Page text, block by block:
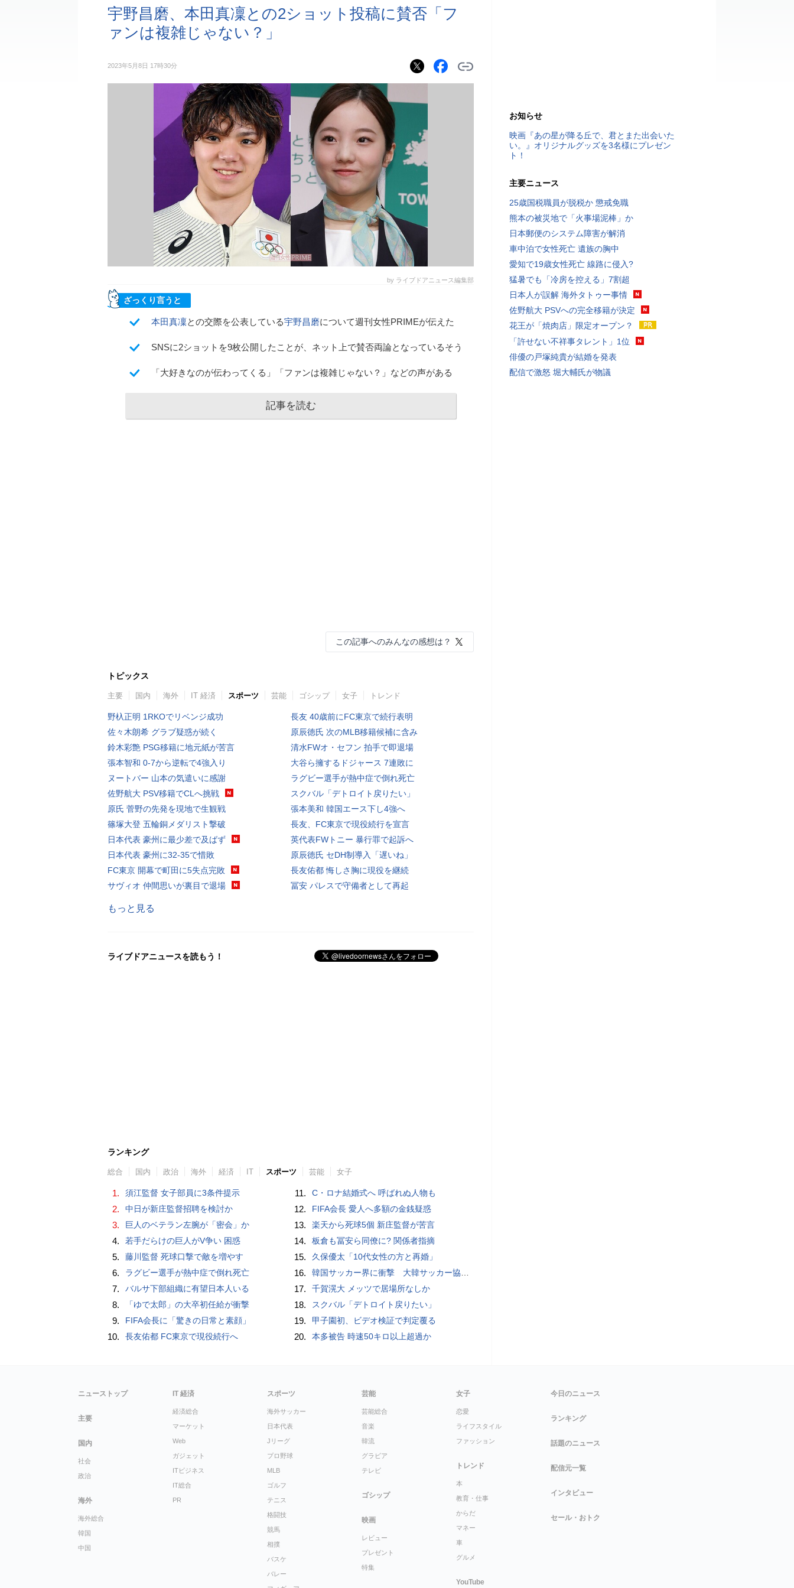
宇野昌磨、本田真凜との2ショット投稿に賛否「フ
ァンは複雑じゃない？」
2023年5月8日 17時30分
by ライブドアニュース編集部
ざっくり言うと
本田真凜との交際を公表している宇野昌磨について週刊女性PRIMEが伝えた
SNSに2ショットを9枚公開したことが、ネット上で賛否両論となっているそう
「大好きなのが伝わってくる」「ファンは複雑じゃない？」などの声がある
記事を読む
この記事へのみんなの感想は？
トピックス
主要 国内 海外 IT 経済 スポーツ 芸能 ゴシップ 女子 トレンド
野杁正明 1RKOでリベンジ成功
佐々木朗希 グラブ疑惑が続く
鈴木彩艶 PSG移籍に地元紙が苦言
張本智和 0-7から逆転で4強入り
ヌートバー 山本の気遣いに感謝
佐野航大 PSV移籍でCLへ挑戦
原氏 菅野の先発を現地で生観戦
篠塚大登 五輪銅メダリスト撃破
日本代表 豪州に最少差で及ばず
日本代表 豪州に32-35で惜敗
FC東京 開幕で町田に5失点完敗
サヴィオ 仲間思いが裏目で退場
長友 40歳前にFC東京で続行表明
原辰徳氏 次のMLB移籍候補に含み
清水FWオ・セフン 拍手で即退場
大谷ら擁するドジャース 7連敗に
ラグビー選手が熱中症で倒れ死亡
スクバル「デトロイト戻りたい」
張本美和 韓国エース下し4強へ
長友、FC東京で現役続行を宣言
英代表FWトニー 暴行罪で起訴へ
原辰徳氏 セDH制導入「遅いね」
長友佑都 悔しさ胸に現役を継続
冨安 パレスで守備者として再起
もっと見る
ライブドアニュースを読もう！
ランキング
総合 国内 政治 海外 経済 IT スポーツ 芸能 女子
1. 須江監督 女子部員に3条件提示
2. 中日が新庄監督招聘を検討か
3. 巨人のベテラン左腕が「密会」か
4. 若手だらけの巨人がV争い 困惑
5. 藤川監督 死球口撃で敵を増やす
6. ラグビー選手が熱中症で倒れ死亡
7. バルサ下部組織に有望日本人いる
8. 「ゆで太郎」の大卒初任給が衝撃
9. FIFA会長に「驚きの日常と素顔」
10. 長友佑都 FC東京で現役続行へ
11. C・ロナ結婚式へ 呼ばれぬ人物も
12. FIFA会長 愛人へ多額の金銭疑惑
13. 楽天から死球5個 新庄監督が苦言
14. 板倉も冨安ら同僚に? 関係者指摘
15. 久保優太「10代女性の方と再婚」
16. 韓国サッカー界に衝撃 大韓サッカー協会に外国人審判への“性的接待”疑惑 韓国メディアが報道
17. 千賀滉大 メッツで居場所なしか
18. スクバル「デトロイト戻りたい」
19. 甲子園初、ビデオ検証で判定覆る
20. 本多被告 時速50キロ以上超過か
お知らせ
映画『あの星が降る丘で、君とまた出会いた
い。』オリジナルグッズを3名様にプレゼン
ト！
主要ニュース
25歳国税職員が脱税か 懲戒免職
熊本の被災地で「火事場泥棒」か
日本郵便のシステム障害が解消
車中泊で女性死亡 遺族の胸中
愛知で19歳女性死亡 線路に侵入?
猛暑でも「冷房を控える」7割超
日本人が誤解 海外タトゥー事情
佐野航大 PSVへの完全移籍が決定
花王が「焼肉店」限定オープン？
「許せない不祥事タレント」1位
俳優の戸塚純貴が結婚を発表
配信で激怒 堀大輔氏が物議
ニューストップ
主要
国内
社会
政治
海外
海外総合
韓国
中国
IT 経済
経済総合
マーケット
Web
ガジェット
ITビジネス
IT総合
PR
スポーツ
海外サッカー
日本代表
Jリーグ
プロ野球
MLB
ゴルフ
テニス
格闘技
競馬
相撲
バスケ
バレー
芸能
芸能総合
音楽
韓流
グラビア
テレビ
ゴシップ
映画
レビュー
プレゼント
特集
女子
恋愛
ライフスタイル
ファッション
トレンド
本
教育・仕事
からだ
マネー
車
グルメ
YouTube
今日のニュース
ランキング
話題のニュース
配信元一覧
インタビュー
セール・おトク